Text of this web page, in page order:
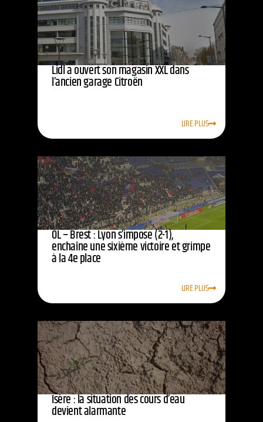
Lidl a ouvert son magasin XXL dans
l’ancien garage Citroën
LIRE PLUS
OL – Brest : Lyon s’impose (2-1),
enchaîne une sixième victoire et grimpe
à la 4e place
LIRE PLUS
Isère : la situation des cours d’eau
devient alarmante